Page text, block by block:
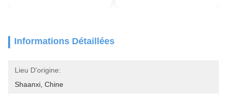
Informations Détaillées
Lieu D'origine:
Shaanxi, Chine